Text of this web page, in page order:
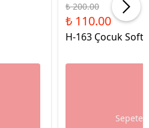
₺ 200.00
₺ 110.00
H-163 Çocuk Soft
Sepete